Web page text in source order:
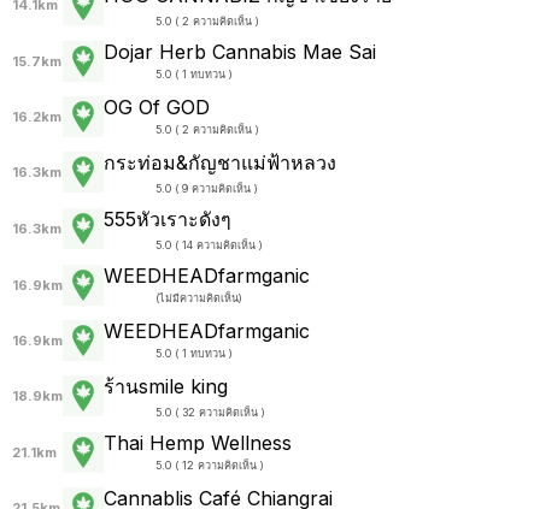
14.1km
5.0 ( 2 ความคิดเห็น )
15.7km Dojar Herb Cannabis Mae Sai
5.0 ( 1 ทบทวน )
16.2km OG Of GOD
5.0 ( 2 ความคิดเห็น )
16.3km กระท่อม&กัญชาแม่ฟ้าหลวง
5.0 ( 9 ความคิดเห็น )
16.3km 555หัวเราะดังๆ
5.0 ( 14 ความคิดเห็น )
16.9km WEEDHEADfarmganic
(ไม่มีความคิดเห็น)
16.9km WEEDHEADfarmganic
5.0 ( 1 ทบทวน )
18.9km ร้านsmile king
5.0 ( 32 ความคิดเห็น )
21.1km Thai Hemp Wellness
5.0 ( 12 ความคิดเห็น )
Cannablis Café Chiangrai